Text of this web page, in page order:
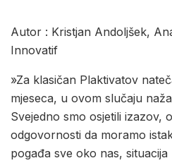
Autor : Kristjan Andoljšek,
Innovatif
»Za klasičan Plaktivatov
mjeseca, u ovom slučaju
Svejedno smo osjetili izazov,
odgovornosti da moramo
pogađa sve oko nas,